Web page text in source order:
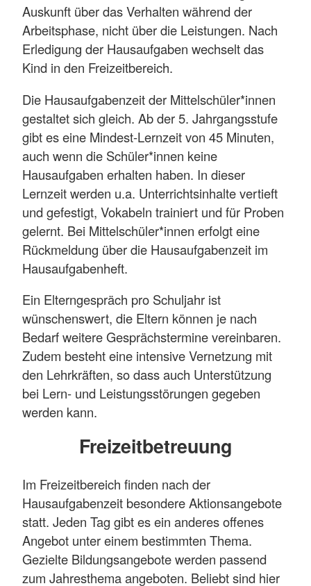
Auskunft über das Verhalten während der
Arbeitsphase, nicht über die Leistungen. Nach
Erledigung der Hausaufgaben wechselt das
Kind in den Freizeitbereich.
Die Hausaufgabenzeit der Mittelschüler*innen
gestaltet sich gleich. Ab der 5. Jahrgangsstufe
gibt es eine Mindest-Lernzeit von 45 Minuten,
auch wenn die Schüler*innen keine
Hausaufgaben erhalten haben. In dieser
Lernzeit werden u.a. Unterrichtsinhalte vertieft
und gefestigt, Vokabeln trainiert und für Proben
gelernt. Bei Mittelschüler*innen erfolgt eine
Rückmeldung über die Hausaufgabenzeit im
Hausaufgabenheft.
Ein Elterngespräch pro Schuljahr ist
wünschenswert, die Eltern können je nach
Bedarf weitere Gesprächstermine vereinbaren.
Zudem besteht eine intensive Vernetzung mit
den Lehrkräften, so dass auch Unterstützung
bei Lern- und Leistungsstörungen gegeben
werden kann.
Freizeitbetreuung
Im Freizeitbereich finden nach der
Hausaufgabenzeit besondere Aktionsangebote
statt. Jeden Tag gibt es ein anderes offenes
Angebot unter einem bestimmten Thema.
Gezielte Bildungsangebote werden passend
zum Jahresthema angeboten. Beliebt sind hier